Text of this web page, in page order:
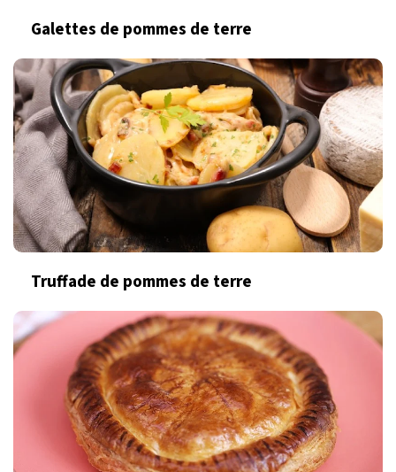
Galettes de pommes de terre
Truffade de pommes de terre